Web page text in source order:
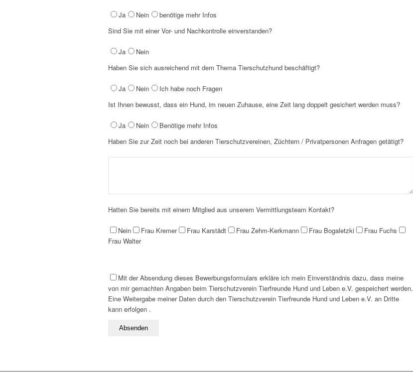
Ja Nein
benötige mehr Infos
Sind Sie mit einer Vor- und Nachkontrolle einverstanden?
Ja
Nein
Haben Sie sich ausreichend mit dem Thema Tierschutzhund beschäftigt?
Ja Nein
Ich habe noch Fragen
Ist Ihnen bewusst, dass ein Hund, im neuen Zuhause, eine Zeit lang doppelt gesichert werden muss?
Ja Nein
Benötige mehr Infos
Haben Sie zur Zeit noch bei anderen Tierschutzvereinen, Züchtern / Privatpersonen Anfragen getätigt?
Hatten Sie bereits mit einem Mitglied aus unserem Vermittlungsteam Kontakt?
Nein Frau Kremer Frau Karstädt Frau Zehm-Kerkmann Frau Bogaletzki
Frau Fuchs
Frau Walter
Mit der Absendung dieses Bewerbungsformulars erkläre ich mein Einverständnis dazu, dass meine
von mir gemachten Angaben beim Tierschutzverein Tierfreunde Hund und Leben e.V. gespeichert werden.
Eine Weitergabe meiner Daten durch den Tierschutzverein Tierfreunde Hund und Leben e.V. an Dritte
kann erfolgen .